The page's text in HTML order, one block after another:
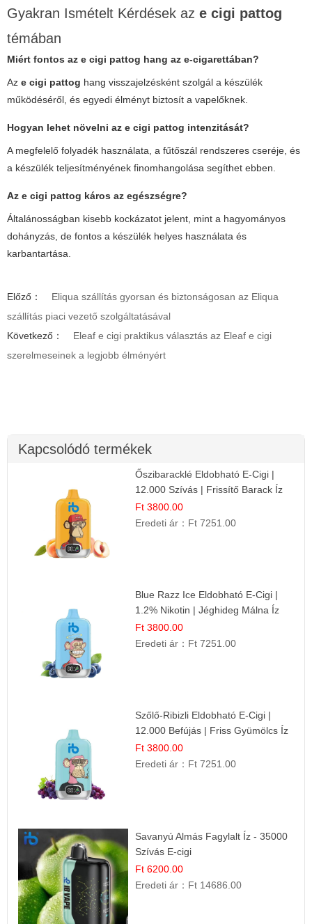
Gyakran Ismételt Kérdések az e cigi pattog
témában
Miért fontos az e cigi pattog hang az e-cigarettában?
Az e cigi pattog hang visszajelzésként szolgál a készülék
működéséről, és egyedi élményt biztosít a vapelőknek.
Hogyan lehet növelni az e cigi pattog intenzitását?
A megfelelő folyadék használata, a fűtőszál rendszeres cseréje, és
a készülék teljesítményének finomhangolása segíthet ebben.
Az e cigi pattog káros az egészségre?
Általánosságban kisebb kockázatot jelent, mint a hagyományos
dohányzás, de fontos a készülék helyes használata és
karbantartása.
Előző：
Eliqua szállítás gyorsan és biztonságosan az Eliqua
szállítás piaci vezető szolgáltatásával
Következő：
Eleaf e cigi praktikus választás az Eleaf e cigi
szerelmeseinek a legjobb élményért
Kapcsolódó termékek
Őszibaracklé Eldobható E-Cigi |
12.000 Szívás | Frissítő Barack Íz
Ft 3800.00
Eredeti ár： Ft 7251.00
Blue Razz Ice Eldobható E-Cigi |
1.2% Nikotin | Jéghideg Málna Íz
Ft 3800.00
Eredeti ár： Ft 7251.00
Szőlő-Ribizli Eldobható E-Cigi |
12.000 Befújás | Friss Gyümölcs Íz
Ft 3800.00
Eredeti ár： Ft 7251.00
Savanyú Almás Fagylalt Íz - 35000
Szívás E-cigi
Ft 6200.00
Eredeti ár： Ft 14686.00